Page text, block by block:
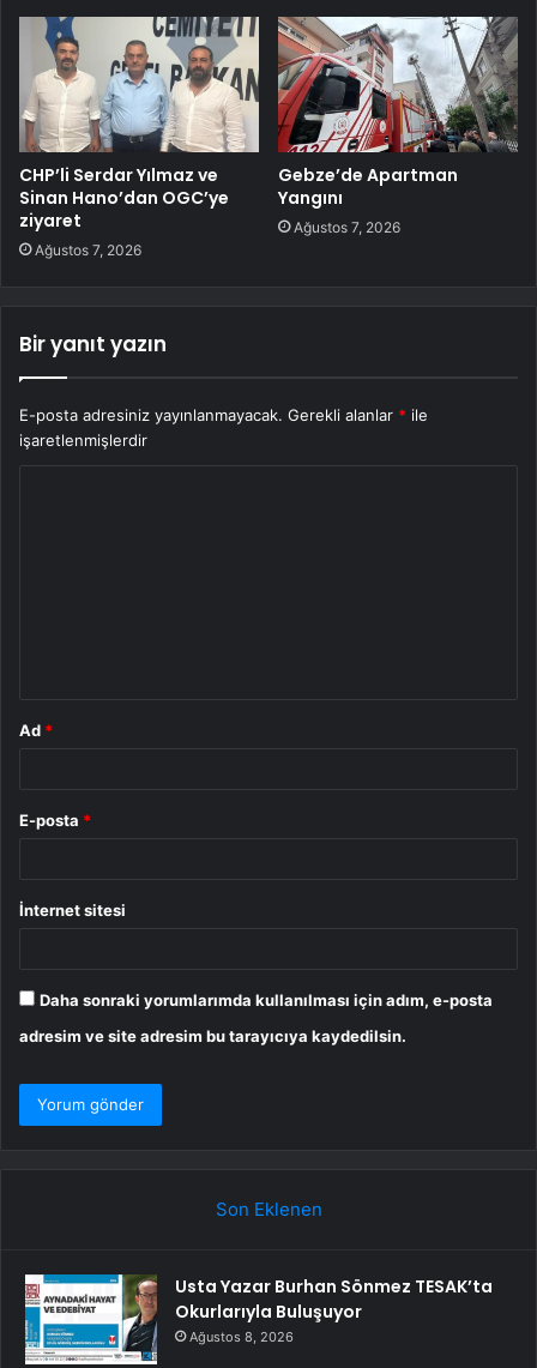
CHP’li Serdar Yılmaz ve
Sinan Hano’dan OGC’ye
ziyaret
Ağustos 7, 2026
Gebze’de Apartman
Yangını
Ağustos 7, 2026
Bir yanıt yazın
E-posta adresiniz yayınlanmayacak. Gerekli alanlar * ile
işaretlenmişlerdir
Ad *
E-posta *
İnternet sitesi
Daha sonraki yorumlarımda kullanılması için adım, e-posta
adresim ve site adresim bu tarayıcıya kaydedilsin.
Son Eklenen
Usta Yazar Burhan Sönmez TESAK’ta
Okurlarıyla Buluşuyor
Ağustos 8, 2026